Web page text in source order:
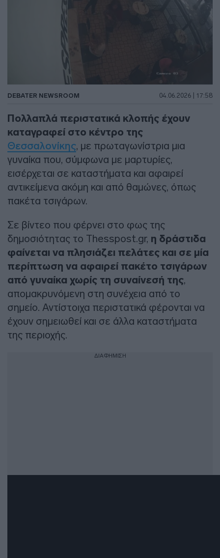
DEBATER NEWSROOM 04.06.2026 | 17:58
Πολλαπλά περιστατικά κλοπής έχουν
καταγραφεί στο κέντρο της
Θεσσαλονίκης, με πρωταγωνίστρια μια
γυναίκα που, σύμφωνα με μαρτυρίες,
εισέρχεται σε καταστήματα και αφαιρεί
αντικείμενα ακόμη και από θαμώνες, όπως
πακέτα τσιγάρων.
Σε βίντεο που φέρνει στο φως της
δημοσιότητας το Thesspost.gr, η δράστιδα
φαίνεται να πλησιάζει πελάτες και σε μία
περίπτωση να αφαιρεί πακέτο τσιγάρων
από γυναίκα χωρίς τη συναίνεσή της,
απομακρυνόμενη στη συνέχεια από το
σημείο. Αντίστοιχα περιστατικά φέρονται να
έχουν σημειωθεί και σε άλλα καταστήματα
της περιοχής.
ΔΙΑΦΗΜΙΣΗ